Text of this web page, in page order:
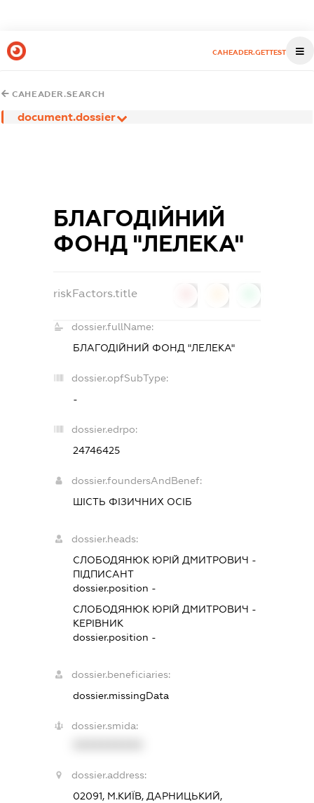
CAHEADER.GETTEST
CAHEADER.SEARCH
document.dossier
БЛАГОДІЙНИЙ
ФОНД "ЛЕЛЕКА"
riskFactors.title
dossier.fullName:
БЛАГОДІЙНИЙ ФОНД "ЛЕЛЕКА"
dossier.opfSubType:
-
dossier.edrpo:
24746425
dossier.foundersAndBenef:
ШІСТЬ ФІЗИЧНИХ ОСІБ
dossier.heads:
СЛОБОДЯНЮК ЮРІЙ ДМИТРОВИЧ -
ПІДПИСАНТ
dossier.position -
СЛОБОДЯНЮК ЮРІЙ ДМИТРОВИЧ -
КЕРІВНИК
dossier.position -
dossier.beneficiaries:
dossier.missingData
dossier.smida:
dossier.address:
02091, М.КИЇВ, ДАРНИЦЬКИЙ,